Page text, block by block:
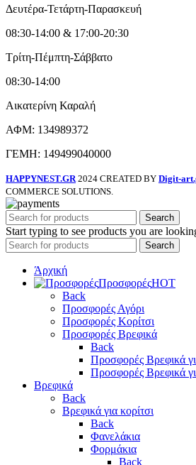
Δευτέρα-Τετάρτη-Παρασκευή
08:30-14:00 & 17:00-20:30
Τρίτη-Πέμπτη-Σάββατο
08:30-14:00
Αικατερίνη Καραλή
ΑΦΜ: 134989372
ΓΕΜΗ: 149499040000
HAPPYNEST.GR 2024 CREATED BY Digit-
COMMERCE SOLUTIONS.
Search
Start typing to see products you are
Search
Άρχική
ΠροσφορέςHOT
Back
Προσφορές Αγόρι
Προσφορές Κορίτσι
Προσφορές Βρεφικά
Back
Προσφορές Βρεφικά
Προσφορές Βρεφικά
Βρεφικά
Back
Βρεφικά για κορίτσι
Back
Φανελάκια
Φορμάκια
Back